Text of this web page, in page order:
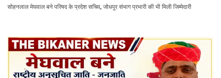
सोहनलाल मेघवाल बने परिषद के प्रदेश सचिव, जोधपुर संभाग प्रभारी की भी मिली जिम्मेदारी